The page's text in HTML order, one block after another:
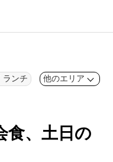
ランチ 他のエリア
食、土日の